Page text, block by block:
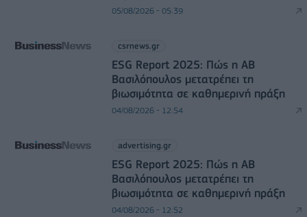
05/08/2026 - 05:39
csrnews.gr
ESG Report 2025: Πώς η ΑΒ
Βασιλόπουλος μετατρέπει τη
βιωσιμότητα σε καθημερινή πράξη
04/08/2026 - 12:54
advertising.gr
ESG Report 2025: Πώς η ΑΒ
Βασιλόπουλος μετατρέπει τη
βιωσιμότητα σε καθημερινή πράξη
04/08/2026 - 12:52